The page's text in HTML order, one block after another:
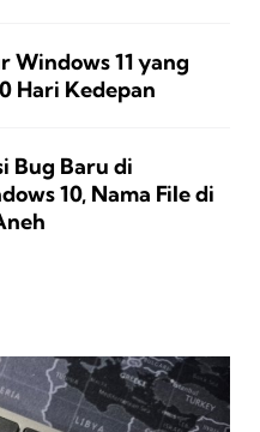
Windows 11 yang
Hari Kedepan
Bug Baru di
10, Nama File di